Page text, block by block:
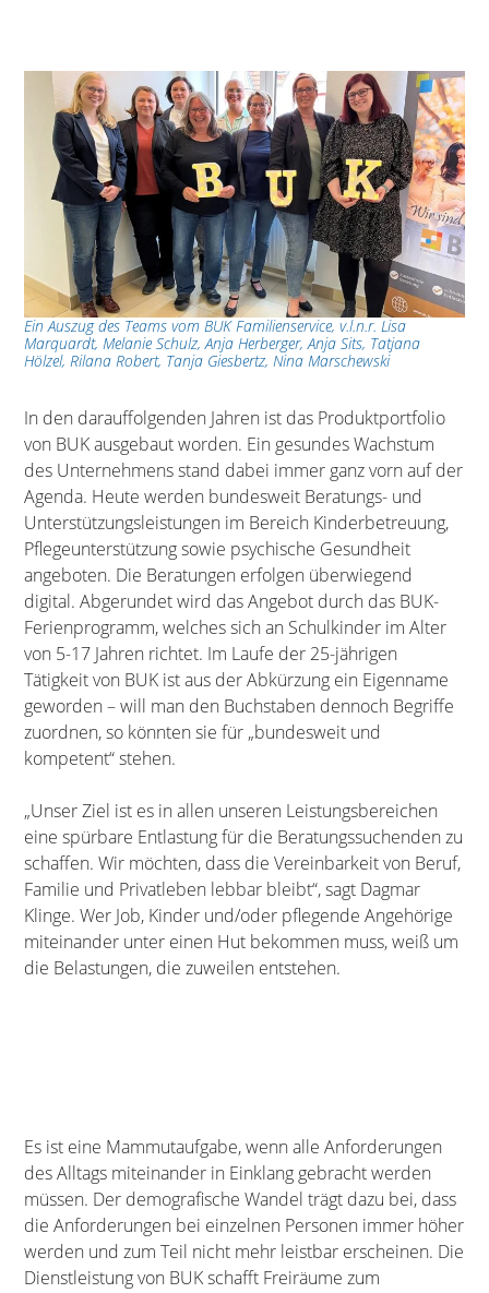
Ein Auszug des Teams vom BUK Familienservice, v.l.n.r. Lisa
Marquardt, Melanie Schulz, Anja Herberger, Anja Sits, Tatjana
Hölzel, Rilana Robert, Tanja Giesbertz, Nina Marschewski
In den darauffolgenden Jahren ist das Produktportfolio
von BUK ausgebaut worden. Ein gesundes Wachstum
des Unternehmens stand dabei immer ganz vorn auf der
Agenda. Heute werden bundesweit Beratungs- und
Unterstützungsleistungen im Bereich Kinderbetreuung,
Pflegeunterstützung sowie psychische Gesundheit
angeboten. Die Beratungen erfolgen überwiegend
digital. Abgerundet wird das Angebot durch das BUK-
Ferienprogramm, welches sich an Schulkinder im Alter
von 5-17 Jahren richtet. Im Laufe der 25-jährigen
Tätigkeit von BUK ist aus der Abkürzung ein Eigenname
geworden – will man den Buchstaben dennoch Begriffe
zuordnen, so könnten sie für „bundesweit und
kompetent“ stehen.
„Unser Ziel ist es in allen unseren Leistungsbereichen
eine spürbare Entlastung für die Beratungssuchenden zu
schaffen. Wir möchten, dass die Vereinbarkeit von Beruf,
Familie und Privatleben lebbar bleibt“, sagt Dagmar
Klinge. Wer Job, Kinder und/oder pflegende Angehörige
miteinander unter einen Hut bekommen muss, weiß um
die Belastungen, die zuweilen entstehen.
Es ist eine Mammutaufgabe, wenn alle Anforderungen
des Alltags miteinander in Einklang gebracht werden
müssen. Der demografische Wandel trägt dazu bei, dass
die Anforderungen bei einzelnen Personen immer höher
werden und zum Teil nicht mehr leistbar erscheinen. Die
Dienstleistung von BUK schafft Freiräume zum